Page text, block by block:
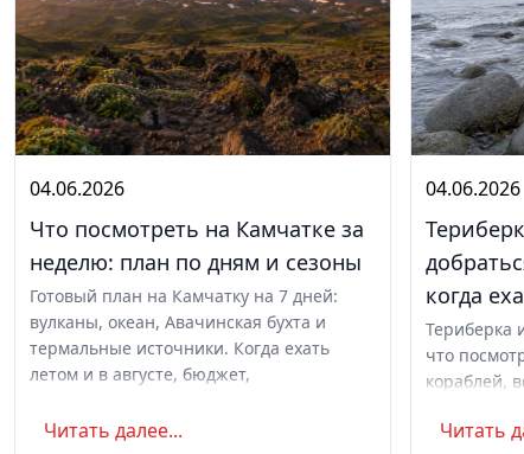
04.06.2026
Что посмотреть на Камчатке за
неделю: план по дням и сезоны
Готовый план на Камчатку на 7 дней:
вулканы, океан, Авачинская бухта и
термальные источники. Когда ехать
летом и в августе, бюджет,
Читать далее...
04.06.2026
когда
Териберка
что
кораблей,
ночёвкой.
Читать